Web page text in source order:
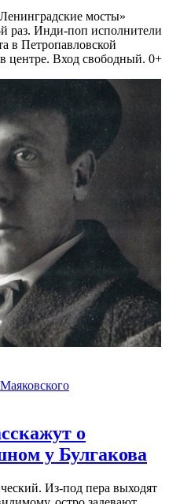
мосты»
раз. Инди-поп исполнители
в Петропавловской
центре. Вход свободный. 0+
о
у Булгакова
Из-под пера выходят